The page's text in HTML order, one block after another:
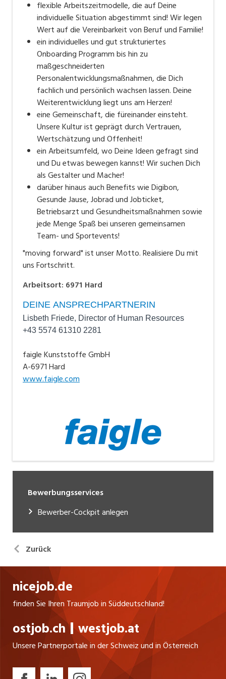
flexible Arbeitszeitmodelle, die auf Deine
individuelle Situation abgestimmt sind! Wir legen
Wert auf die Vereinbarkeit von Beruf und Familie!
ein individuelles und gut strukturiertes
Onboarding Programm bis hin zu
maßgeschneiderten
Personalentwicklungsmaßnahmen, die Dich
fachlich und persönlich wachsen lassen. Deine
Weiterentwicklung liegt uns am Herzen!
eine Gemeinschaft, die füreinander einsteht.
Unsere Kultur ist geprägt durch Vertrauen,
Wertschätzung und Offenheit!
ein Arbeitsumfeld, wo Deine Ideen gefragt sind
und Du etwas bewegen kannst! Wir suchen Dich
als Gestalter und Macher!
darüber hinaus auch Benefits wie Digibon,
Gesunde Jause, Jobrad und Jobticket,
Betriebsarzt und Gesundheitsmaßnahmen sowie
jede Menge Spaß bei unseren gemeinsamen
Team- und Sportevents!
"moving forward" ist unser Motto. Realisiere Du mit
uns Fortschritt.
Arbeitsort: 6971 Hard
DEINE ANSPRECHPARTNERIN
Lisbeth Friede, Director of Human Resources
+43 5574 61310 2281
faigle Kunststoffe GmbH
A-6971 Hard
www.faigle.com
Bewerbungsservices
Bewerber-Cockpit anlegen
Zurück
nicejob.de
finden Sie Ihren Traumjob in Süddeutschland!
ostjob.ch westjob.at
Unsere Partnerportale in der Schweiz und in Österreich